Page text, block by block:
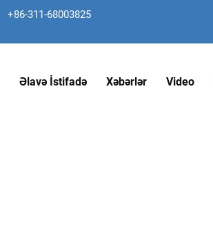
+86-311-68003825
Əlavə İstifadə Xəbərlər Video